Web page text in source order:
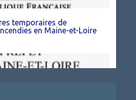
temporaires de
en Maine-et-Loire